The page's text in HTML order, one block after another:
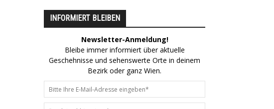
INFORMIERT BLEIBEN
Newsletter-Anmeldung!
Bleibe immer informiert über aktuelle
Geschehnisse und sehenswerte Orte in deinem
Bezirk oder ganz Wien.